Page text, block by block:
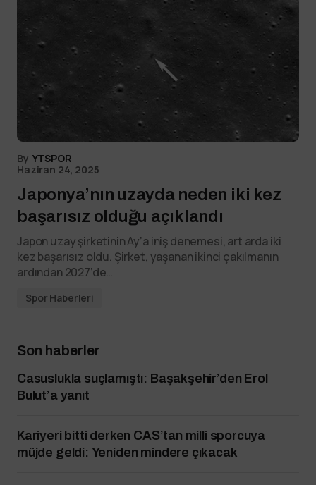
By YTSPOR
Haziran 24, 2025
Japonya’nın uzayda neden iki kez
başarısız olduğu açıklandı
Japon uzay şirketinin Ay’a iniş denemesi, art arda iki
kez başarısız oldu. Şirket, yaşanan ikinci çakılmanın
ardından 2027’de…
Spor Haberleri
Son haberler
Casuslukla suçlamıştı: Başakşehir’den Erol
Bulut’a yanıt
Kariyeri bitti derken CAS’tan milli sporcuya
müjde geldi: Yeniden mindere çıkacak